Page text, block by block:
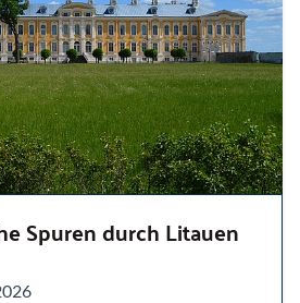
Spuren durch Litauen